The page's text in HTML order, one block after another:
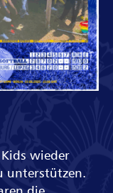
wieder
unterstützen.